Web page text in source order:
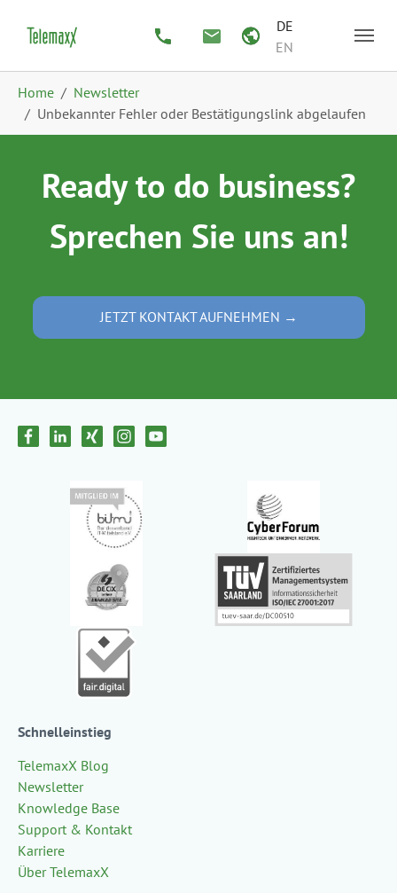
DE
EN
Home
Newsletter
Unbekannter Fehler oder Bestätigungslink abgelaufen
Ready to do business?
Sprechen Sie uns an!
JETZT KONTAKT AUFNEHMEN →
Schnelleinstieg
TelemaxX Blog
Newsletter
Knowledge Base
Support & Kontakt
Karriere
Über TelemaxX